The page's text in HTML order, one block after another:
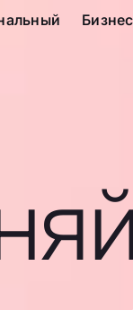
Бизнес